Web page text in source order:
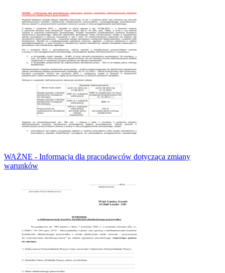
WAŻNE - Informacja dla pracodawców dotycząca zmiany
warunków